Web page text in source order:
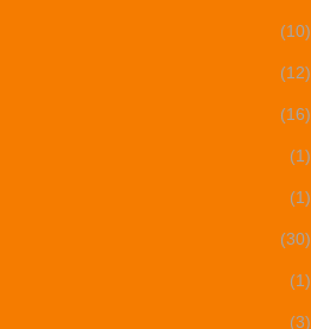
(10)
(12)
(16)
(1)
(1)
(30)
(1)
(3)